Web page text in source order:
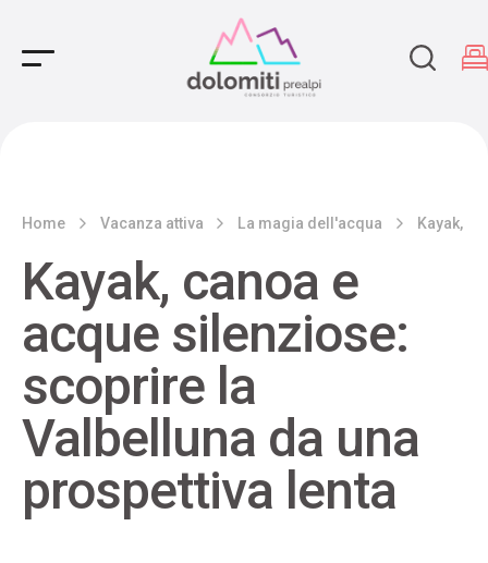
Main Navigation
Home Vacanza attiva La magia dell'acqua Kayak,
Kayak, canoa e
acque silenziose:
scoprire la
Valbelluna da una
prospettiva lenta